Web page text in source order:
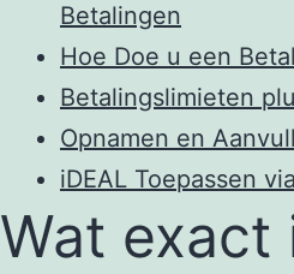
Betalingen
Hoe Doe u een
Betalingslimieten
Opnamen en
iDEAL Toepassen
Wat exact